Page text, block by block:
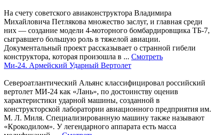
На счету советского авиаконструктора Владимира
Михайловича Петлякова множество заслуг, и главная среди
них — создание модели 4-моторного бомбардировщика ТБ-7,
сыгравшего большую роль в тяжелой авиации.
Документальный проект рассказывает о странной гибели
конструктора, которая произошла в ... Смотреть
Ми-24. Армейский Ударный Вертолет
Североатлантический Альянс классифицировал российский
вертолет МИ-24 как «Лань», по достоинству оценив
характеристики ударной машины, созданной в
конструкторской лаборатории авиационного предприятия им.
М. Л. Миля. Специализированную машину также называют
«Крокодилом». У легендарного аппарата есть масса